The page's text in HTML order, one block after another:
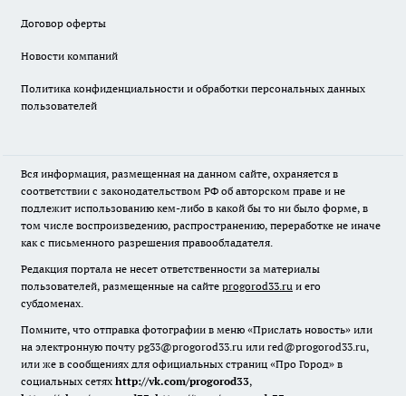
Договор оферты
Новости компаний
Политика конфиденциальности и обработки персональных данных
пользователей
Вся информация, размещенная на данном сайте, охраняется в
соответствии с законодательством РФ об авторском праве и не
подлежит использованию кем-либо в какой бы то ни было форме, в
том числе воспроизведению, распространению, переработке не иначе
как с письменного разрешения правообладателя.
Редакция портала не несет ответственности за материалы
пользователей, размещенные на сайте progorod33.ru и его
субдоменах.
Помните, что отправка фотографии в меню «Прислать новость» или
на электронную почту pg33@progorod33.ru или red@progorod33.ru,
или же в сообщениях для официальных страниц «Про Город» в
социальных сетях http://vk.com/progorod33,